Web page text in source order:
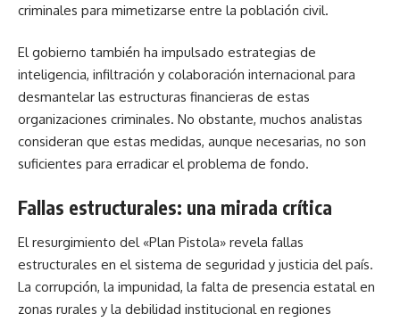
criminales para mimetizarse entre la población civil.
El gobierno también ha impulsado estrategias de
inteligencia, infiltración y colaboración internacional para
desmantelar las estructuras financieras de estas
organizaciones criminales. No obstante, muchos analistas
consideran que estas medidas, aunque necesarias, no son
suficientes para erradicar el problema de fondo.
Fallas estructurales: una mirada crítica
El resurgimiento del «Plan Pistola» revela fallas
estructurales en el sistema de seguridad y justicia del país.
La corrupción, la impunidad, la falta de presencia estatal en
zonas rurales y la debilidad institucional en regiones